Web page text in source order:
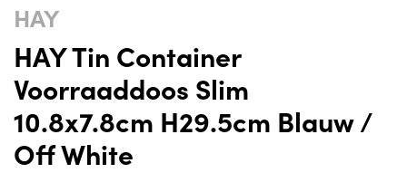
HAY
HAY Tin Container
Voorraaddoos Slim
10.8x7.8cm H29.5cm Blauw /
Off White